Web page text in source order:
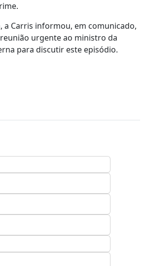
a Carris informou, em comunicado,
urgente ao ministro da
para discutir este episódio.